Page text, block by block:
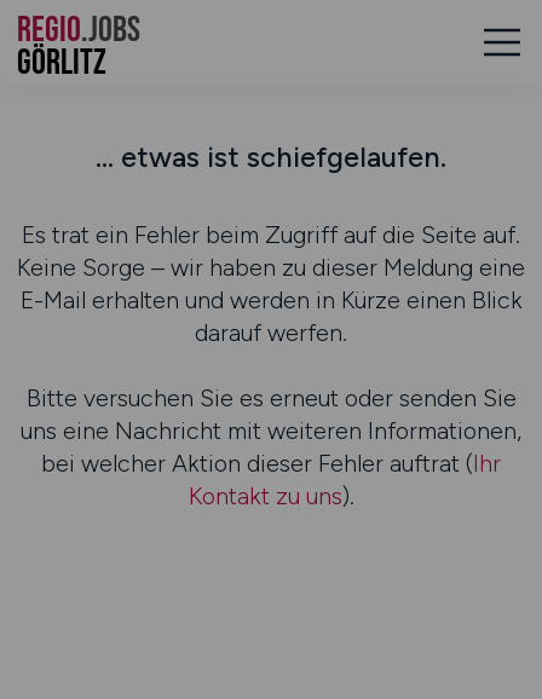
REGIO.JOBS
Görlitz
... etwas ist schiefgelaufen.
Es trat ein Fehler beim Zugriff auf die Seite auf.
Keine Sorge – wir haben zu dieser Meldung eine
E-Mail erhalten und werden in Kürze einen Blick
darauf werfen.
Bitte versuchen Sie es erneut oder senden Sie
uns eine Nachricht mit weiteren Informationen,
bei welcher Aktion dieser Fehler auftrat (Ihr
Kontakt zu uns).